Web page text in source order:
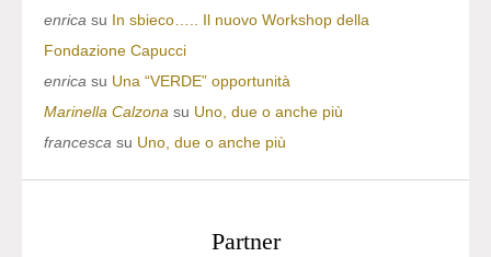
enrica su In sbieco….. Il nuovo Workshop della
Fondazione Capucci
enrica su Una “VERDE” opportunità
Marinella Calzona su Uno, due o anche più
francesca su Uno, due o anche più
Partner